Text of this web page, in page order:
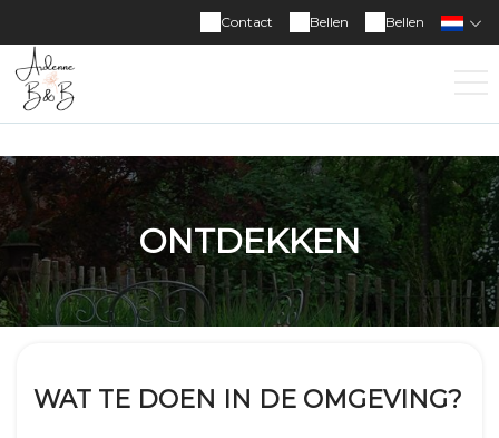
Bellen
Bellen
Contact
ONTDEKKEN
WAT TE DOEN IN DE OMGEVING?